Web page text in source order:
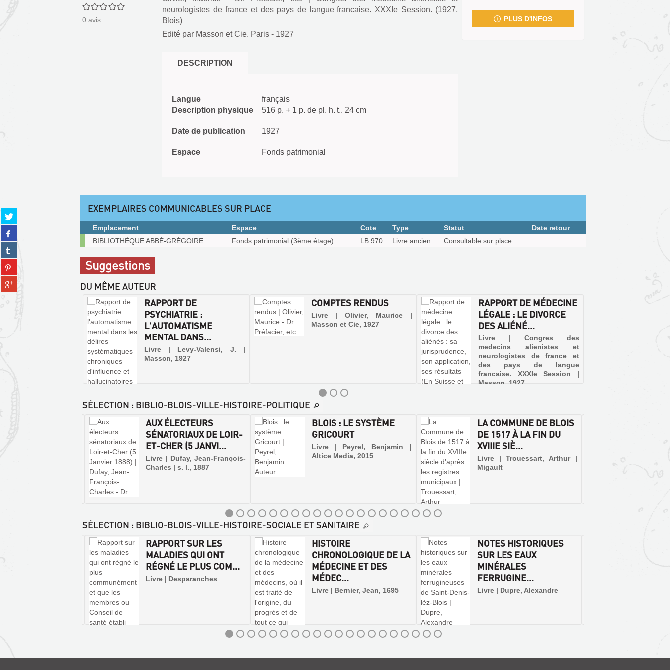
Partager
sur
twitter
(Nouvelle
fenêtre)
Partager
sur
facebook
(Nouvelle
fenêtre)
Partager
sur
tumblr
(Nouvelle
fenêtre)
Partager
sur
pinterest
(Nouvelle
Partager
sur
0/5
0 avis
neurologistes de france et des pays de langue francaise. XXXIe Session. (1927,
Blois)
Edité par Masson et Cie. Paris - 1927
DESCRIPTION
Langue
français
Description physique
516 p. + 1 p. de pl. h. t.. 24 cm
Date de publication 1927
Espace Fonds patrimonial
PLUS D'INFOS
EXEMPLAIRES COMMUNICABLES SUR PLACE
Exemplaires
communicables
sur
place
Emplacement Espace Cote Type Statut
Date retour
BIBLIOTHÈQUE ABBÉ-GRÉGOIRE
Fonds patrimonial (3ème étage) LB 970 Livre ancien Consultable sur place
Suggestions
DU MÊME AUTEUR
COMPTES RENDUS
Livre | Olivier, Maurice |
Masson et Cie, 1927
RAPPORT DE MÉDECINE
LÉGALE : LE DIVORCE
DES ALIÉNÉ...
Livre | Congres des
medecins alienistes et
neurologistes de france et
des pays de langue
francaise. XXXIe Session |
Masson, 1927
RAPPORT DE
PSYCHIATRIE :
L'AUTOMATISME
MENTAL DANS...
Livre | Levy-Valensi, J. |
Masson, 1927
COMPTES
Livre
|
Olivier,
Maurice
Masson
et
Cie,
1927
SÉLECTION : BIBLIO-BLOIS-VILLE-HISTOIRE-POLITIQUE
BLOIS : LE SYSTÈME
GRICOURT
Livre | Peyrel, Benjamin |
Altice Media, 2015
LA COMMUNE DE BLOIS
DE 1517 À LA FIN DU
XVIIIE SIÈ...
Livre | Trouessart, Arthur |
Migault
AUX ÉLECTEURS
SÉNATORIAUX DE LOIR-
ET-CHER (5 JANVI...
Livre | Dufay, Jean-François-
Charles | s. l., 1887
BLOIS
:
LE
Livre
SÉLECTION : BIBLIO-BLOIS-VILLE-HISTOIRE-SOCIALE ET SANITAIRE
HISTOIRE
CHRONOLOGIQUE DE LA
MÉDECINE ET DES
MÉDEC...
Livre | Bernier, Jean, 1695
NOTES HISTORIQUES
SUR LES EAUX
MINÉRALES
FERRUGINE...
Livre | Dupre, Alexandre
RAPPORT SUR LES
MALADIES QUI ONT
RÉGNÉ LE PLUS COM...
Livre | Desparanches